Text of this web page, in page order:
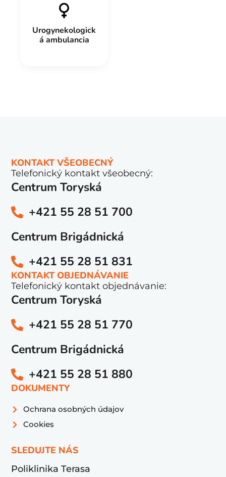
Urogynekologick
á ambulancia
KONTAKT VŠEOBECNÝ
Telefonický kontakt všeobecný:
Centrum Toryská
+421 55 28 51 700
Centrum Brigádnická
+421 55 28 51 831
KONTAKT OBJEDNÁVANIE
Telefonický kontakt objednávanie:
Centrum Toryská
+421 55 28 51 770
Centrum Brigádnická
+421 55 28 51 880
DOKUMENTY
Ochrana osobných údajov
Cookies
SLEDUJTE NÁS
Poliklinika Terasa